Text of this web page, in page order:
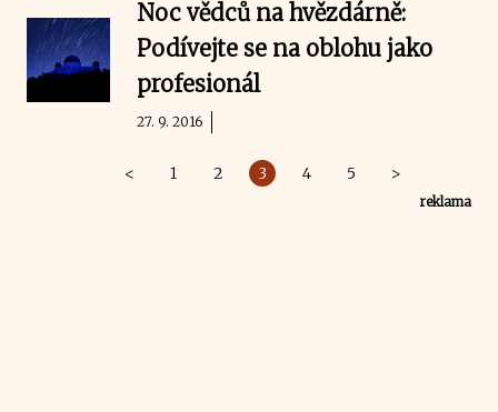
Noc vědců na hvězdárně:
Podívejte se na oblohu jako
profesionál
27. 9. 2016
< 1 2 3 4 5 >
reklama